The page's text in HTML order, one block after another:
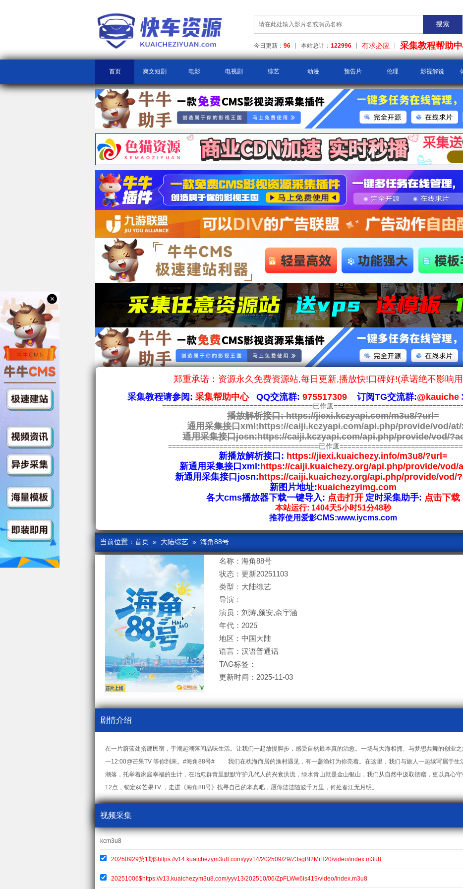
今日更新： 96 本站总计： 122996 有求必应 采集教程帮助
首页 爽文短剧 电影 电视剧 综艺 动漫 预告片 伦理 影视解说
郑重承诺：资源永久免费资源站,每日更新,播放快!口碑好!(承诺绝不影响
采集教程请参阅: 采集帮助中心 QQ交流群: 975517309 订阅TG交流群:@kauiche
======================================已作废
播放解析接口:https://jiexi.kczyapi.com/m3u8/?url=
通用采集接口xml:https://caiji.kczyapi.com/api.php/provide/vod/
通用采集接口josn:https://caiji.kczyapi.com/api.php/provide/vod/
======================================已作废
新播放解析接口: https://jiexi.kuaichezy.info/m3u8/?url=
新通用采集接口xml: https://caiji.kuaichezy.org/api.php/provide/vod/
新通用采集接口josn: https://caiji.kuaichezy.org/api.php/provide/vod/
新图片地址: kuaichezyimg.com
各大cms播放器下载一键导入: 点击打开 定时采集助手: 点击下载
本站运行: 1404天5小时51分48秒
推荐使用爱影CMS:www.iycms.com
当前位置： 首页 » 大陆综艺 » 海角88号
名称：海角88号
状态：更新20251103
类型：大陆综艺
导演：
演员：刘涛,颜安,余宇涵
年代：2025
地区：中国大陆
语言：汉语普通话
TAG标签：
更新时间：2025-11-03
剧情介绍
在一片蔚蓝处搭建民宿，于潮起潮落间品味生活。让我们一起放慢脚步，感受自然最本真的治愈。一场与大海相拥、与梦想共舞的创业
一12:00@芒果TV 等你到来。#海角88号# 我们在枕海而居的渔村遇见，有一盏渔灯为你亮着。在这里，我们与旅人一起续写属于生
潮落，托举着家庭幸福的生计，在治愈群青里默默守护几代人的兴衰洪流，绿水青山就是金山银山，我们从自然中汲取馈赠，更以真心
12点，锁定@芒果TV ，走进《海角88号》找寻自己的本真吧，愿你涟涟随波千万里，何处春江无月明。
视频采集
kcm3u8
20250929第1期$https://v14.kuaichezym3u8.com/yyv14/202509/29/Z3sgBt2MiH20/video/index.m3u8
20251006$https://v13.kuaichezym3u8.com/yyv13/202510/06/ZpFLWw6is419/video/index.m3u8
×